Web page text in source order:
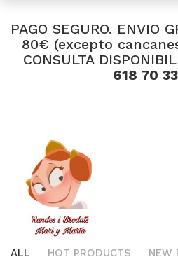
TIENDA Y OFERTAS
Santos Textil
Eusebio Sánchez
Flor de Azahar
PAGO SEGURO. ENVIO
80€ (excepto
CONSULTA
618 70
ALL HOT PRODUCTS
NEW